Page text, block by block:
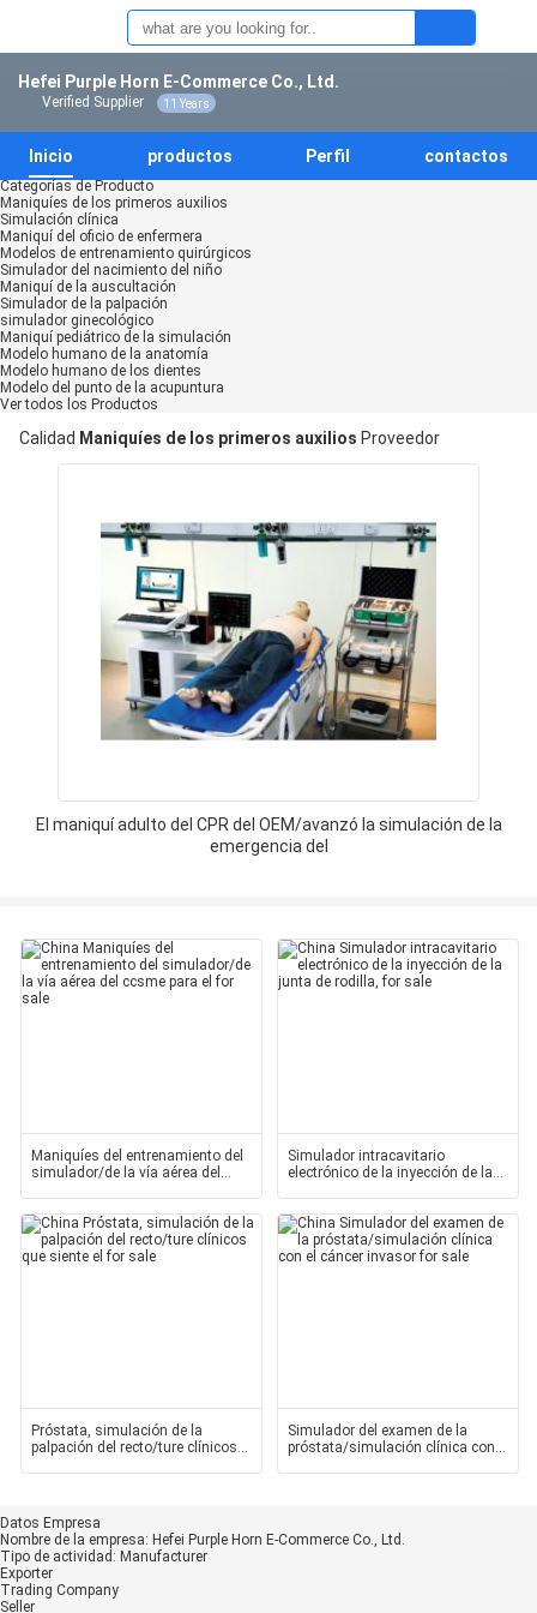
Hefei Purple Horn E-Commerce Co., Ltd.
Verified Supplier 11 Years
Inicio productos Perfil contactos
Categorías de Producto
Maniquíes de los primeros auxilios
Simulación clínica
Maniquí del oficio de enfermera
Modelos de entrenamiento quirúrgicos
Simulador del nacimiento del niño
Maniquí de la auscultación
Simulador de la palpación
simulador ginecológico
Maniquí pediátrico de la simulación
Modelo humano de la anatomía
Modelo humano de los dientes
Modelo del punto de la acupuntura
Ver todos los Productos
Calidad Maniquíes de los primeros auxilios Proveedor
El maniquí adulto del CPR del OEM/avanzó la simulación de la
emergencia del
Maniquíes del entrenamiento del
simulador/de la vía aérea del
Simulador intracavitario
electrónico de la inyección de la
Próstata, simulación de la
palpación del recto/ture clínicos
Simulador del examen de la
próstata/simulación clínica con
Datos Empresa
Nombre de la empresa: Hefei Purple Horn E-Commerce Co., Ltd.
Tipo de actividad: Manufacturer
Exporter
Trading Company
Seller